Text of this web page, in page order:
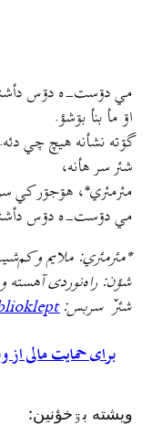
مي دۊست-ه دۊس
اۊ مأ بنأ بۊشؤ.
گۊته نشأنه هيچ چي دئه.
شئر سر هأنه،
مئرمئري*، هۊجۊر کي
مي دۊست-ه دۊس
*مئرمئري: ملایم و
شؤن: راه‌نوردی آهسته و
شئر ٚ سربس:
برای حمایت مالی
ويشته بۊخؤنين: